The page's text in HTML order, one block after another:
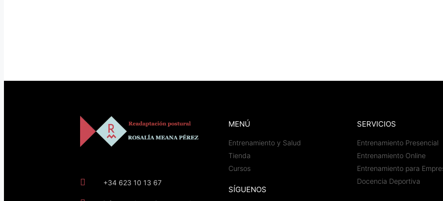
+34 623 10 13 67
MENÚ
Entrenamiento y Salud
Tienda
Cursos
SÍGUENOS
SERVICIOS
Entrenamiento Presencial
Entrenamiento Online
Entrenamiento para
Docencia Deportiva